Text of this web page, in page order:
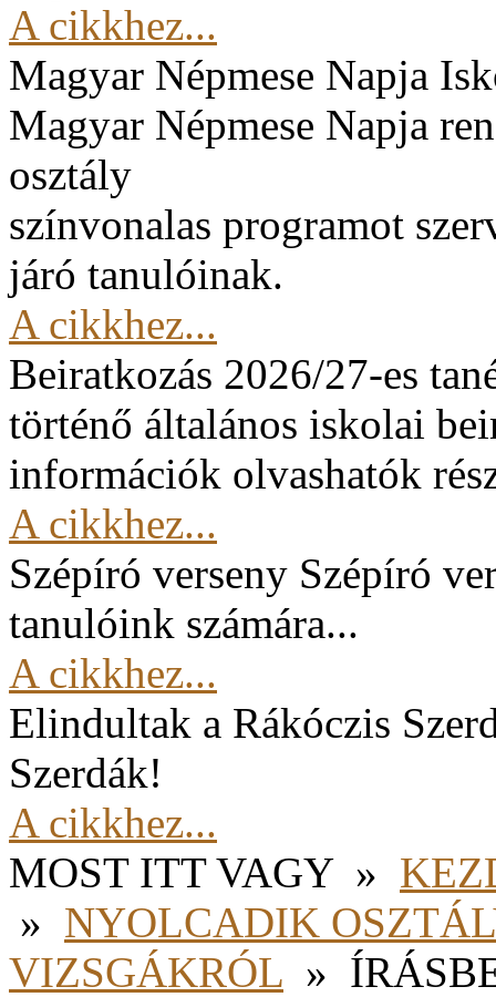
A cikkhez...
Magyar Népmese Napja
Magyar Népmese Napja
osztály
színvonalas programot
járó tanulóinak.
A cikkhez...
Beiratkozás 2026/27-es
történő általános iskolai
információk olvashatók
A cikkhez...
Szépíró verseny Szépíró
tanulóink számára...
A cikkhez...
Elindultak a Rákóczis
Szerdák!
A cikkhez...
MOST ITT VAGY »
» NYOLCADIK
VIZSGÁKRÓL »